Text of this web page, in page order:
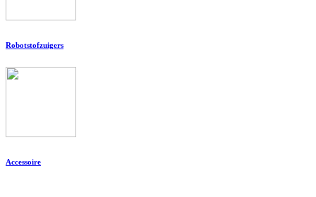
Robotstofzuigers
Accessoire